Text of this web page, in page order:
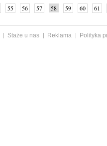
55 56 57 58 59 60
61
Staże u nas Reklama
Polityka